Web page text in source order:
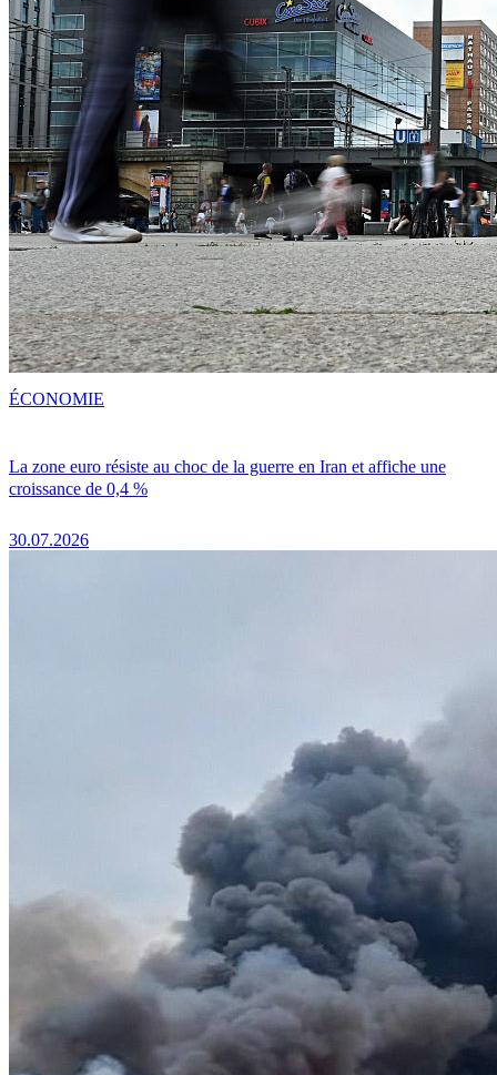
La zone euro résiste au choc de la guerre en Iran et affiche une
croissance de 0,4 %
30.07.2026
ÉCONOMIE